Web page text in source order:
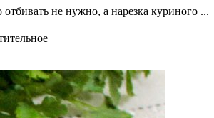
не нужно, а нарезка куриного ...